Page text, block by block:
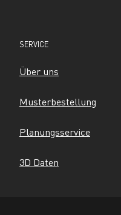
SERVICE
Über uns
Musterbestellung
Planungsservice
3D Daten